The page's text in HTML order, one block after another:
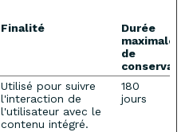
Finalité
Durée
maximale
de
Utilisé pour suivre
l'interaction de
l'utilisateur avec le
contenu intégré.
180
jours